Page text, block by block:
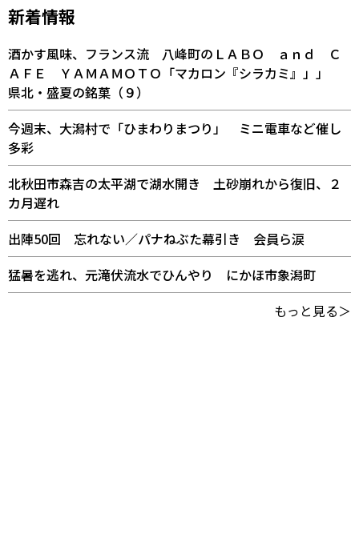
新着情報
酒かす風味、フランス流 八峰町のＬＡＢＯ ａｎｄ Ｃ
ＡＦＥ ＹＡＭＡＭＯＴＯ「マカロン『シラカミ』」」
県北・盛夏の銘菓（９）
今週末、大潟村で「ひまわりまつり」 ミニ電車など催し
多彩
北秋田市森吉の太平湖で湖水開き 土砂崩れから復旧、２
カ月遅れ
出陣50回 忘れない／パナねぶた幕引き 会員ら涙
猛暑を逃れ、元滝伏流水でひんやり にかほ市象潟町
もっと見る＞